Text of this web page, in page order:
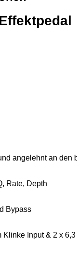
angelehnt an den
Rate, Depth
Bypass
Klinke Input & 2 x